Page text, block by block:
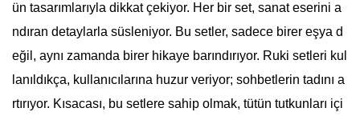
ün tasarımlarıyla dikkat çekiyor. Her bir set, sanat eserini a
ndıran detaylarla süsleniyor. Bu setler, sadece birer eşya d
eğil, aynı zamanda birer hikaye barındırıyor. Ruki setleri kul
lanıldıkça, kullanıcılarına huzur veriyor; sohbetlerin tadını a
rtırıyor. Kısacası, bu setlere sahip olmak, tütün tutkunları içi